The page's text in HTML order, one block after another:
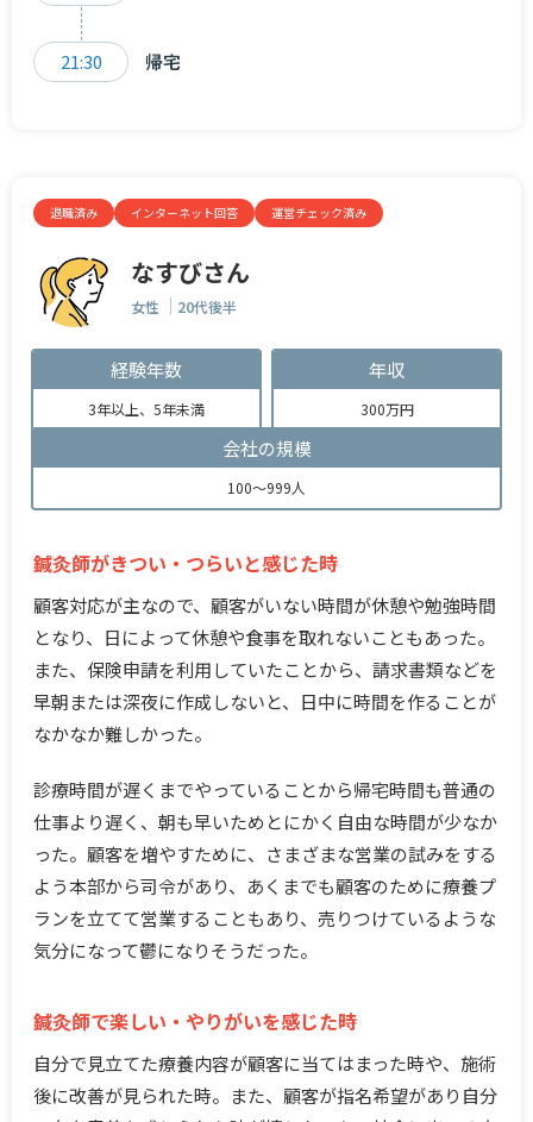
21:30 帰宅
退職済み インターネット回答 運営チェック済み
なすびさん
女性 20代後半
経験年数
3年以上、5年未満
年収
300万円
会社の規模
100～999人
鍼灸師がきつい・つらいと感じた時
顧客対応が主なので、顧客がいない時間が休憩や勉強時間
となり、日によって休憩や食事を取れないこともあった。
また、保険申請を利用していたことから、請求書類などを
早朝または深夜に作成しないと、日中に時間を作ることが
なかなか難しかった。
診療時間が遅くまでやっていることから帰宅時間も普通の
仕事より遅く、朝も早いためとにかく自由な時間が少なか
った。顧客を増やすために、さまざまな営業の試みをする
よう本部から司令があり、あくまでも顧客のために療養プ
ランを立てて営業することもあり、売りつけているような
気分になって鬱になりそうだった。
鍼灸師で楽しい・やりがいを感じた時
自分で見立てた療養内容が顧客に当てはまった時や、施術
後に改善が見られた時。また、顧客が指名希望があり自分